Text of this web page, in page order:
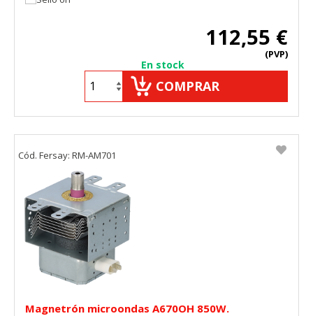
112,55 €
(PVP)
En stock
COMPRAR
Magnetrón microondas A670OH 850W.
Cód. Fersay: RM-AM701